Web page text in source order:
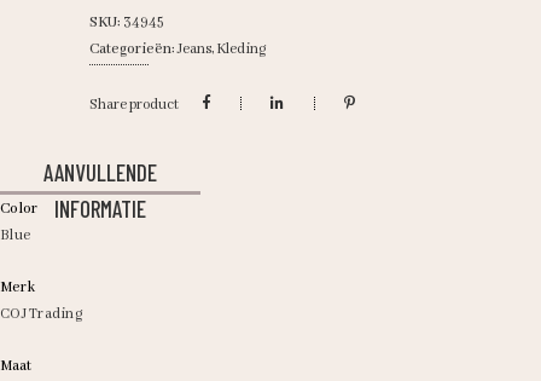
SKU: 34945
Categorieën:Jeans, Kleding
Share product
AANVULLENDE
INFORMATIE
Color
Blue
Merk
COJ Trading
Maat